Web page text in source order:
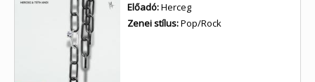
Előadó:Herceg
Zenei stílus:Pop/Rock